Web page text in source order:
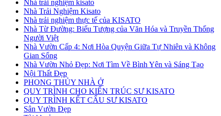
Nhà trải nghiệm kisato
Nhà Trải Nghiệm Kisato
Nhà trải nghiệm thực tế của KISATO
Nhà Từ Đường: Biểu Tượng của Văn Hóa và Truyền Thống
Người Việt
Nhà Vườn Cấp 4: Nơi Hòa Quyện Giữa Tự Nhiên và Không
Gian Sống
Nhà Vườn Nhỏ Đẹp: Nơi Tìm Về Bình Yên và Sáng Tạo
Nội Thất Đẹp
PHONG THỦY NHÀ Ở
QUY TRÌNH CHO KIẾN TRÚC SƯ KISATO
QUY TRÌNH KẾT CẤU SƯ KISATO
Sân Vườn Đẹp